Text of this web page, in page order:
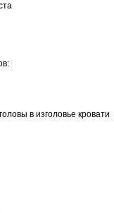
в изголовье кровати